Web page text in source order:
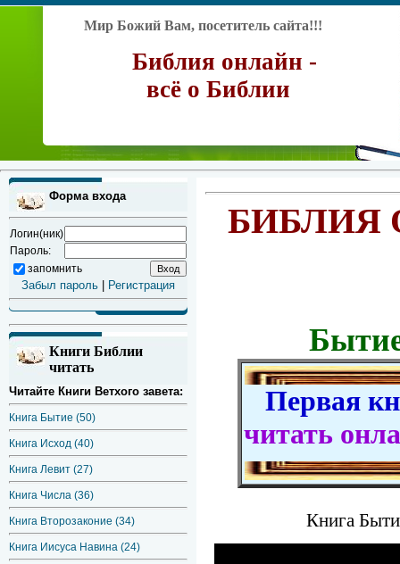
Мир Божий Вам, посетитель сайта!!!
Библия онлайн -
всё о Библии
Форма входа
Логин(ник)
Пароль:
запомнить
Забыл пароль Регистрация
Книги Библии
читать
Читайте Книги Ветхого завета:
Книга Бытие (50)
Книга Исход (40)
Книга Левит (27)
Книга Числа (36)
Книга Второзаконие (34)
Книга Иисуса Навина (24)
БИБЛИЯ
Первая
читать
Книга